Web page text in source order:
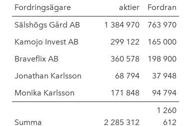
Fordringsägare
aktier
Fordran
Sälshögs Gård AB
1 384 970
763 970
Kamojo Invest AB
299 122
165 000
Braveflix AB
360 578
198 900
Jonathan Karlsson
68 794
37 948
Monika Karlsson
171 848 94 794
Summa 2 285 312
1 260
612